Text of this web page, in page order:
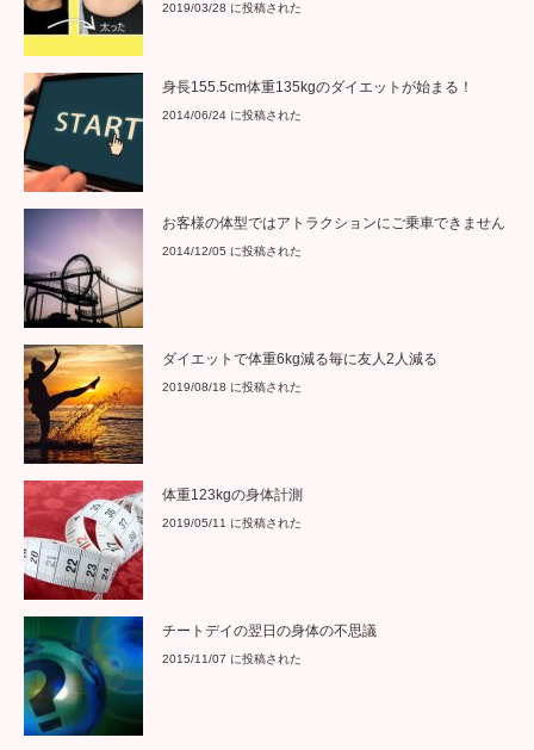
2019/03/28 に投稿された
身長155.5cm体重135kgのダイエットが始まる！
2014/06/24 に投稿された
お客様の体型ではアトラクションにご乗車できません
2014/12/05 に投稿された
ダイエットで体重6kg減る毎に友人2人減る
2019/08/18 に投稿された
体重123kgの身体計測
2019/05/11 に投稿された
チートデイの翌日の身体の不思議
2015/11/07 に投稿された